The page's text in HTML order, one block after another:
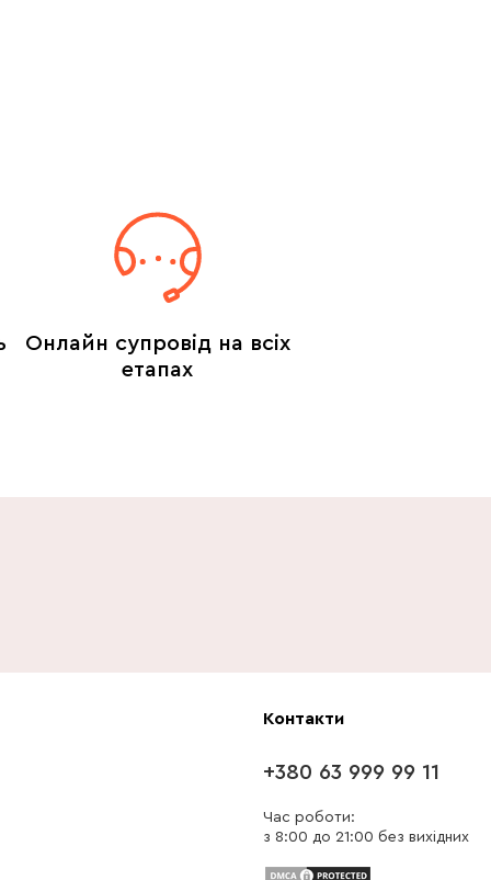
Онлайн супровід на всіх
етапах
Контакти
+380 63 999 99 11
Час роботи:
з 8:00 до 21:00 без вихідних